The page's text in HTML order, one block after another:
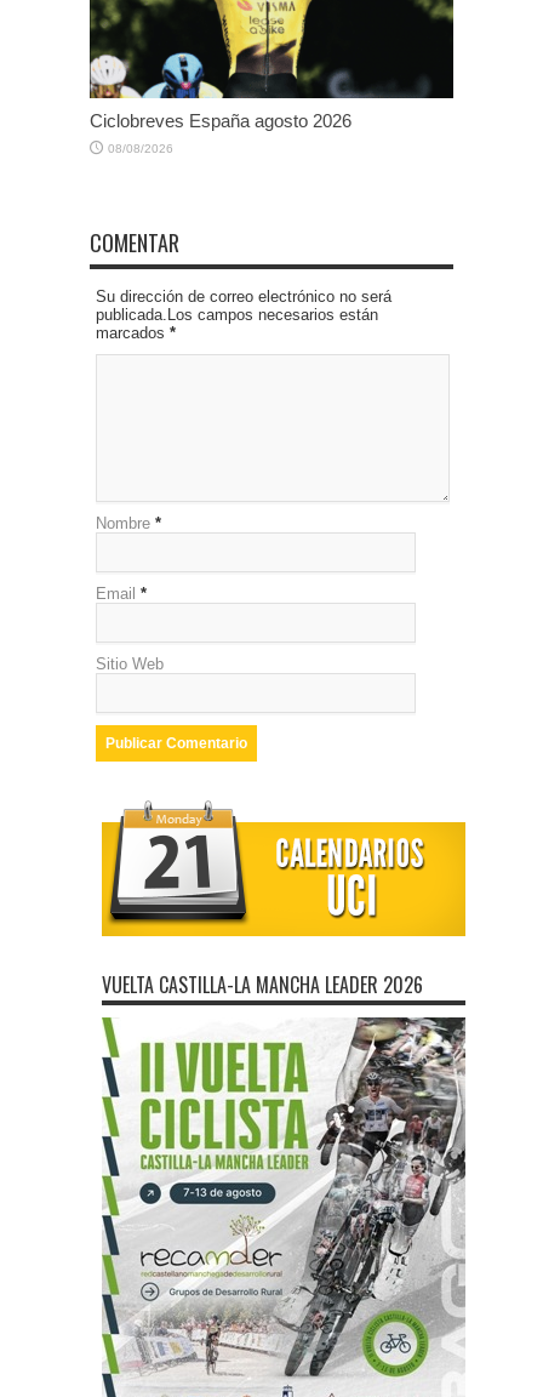
Ciclobreves España agosto 2026
08/08/2026
COMENTAR
Su dirección de correo electrónico no será
publicada.Los campos necesarios están
marcados *
Nombre *
Email *
Sitio Web
VUELTA CASTILLA-LA MANCHA LEADER 2026